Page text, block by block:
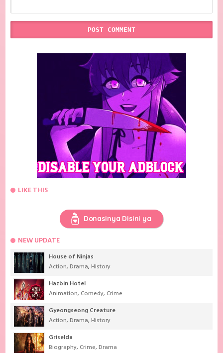
LIKE THIS
Donasinya Disini ya
NEW UPDATE
House of Ninjas
Action,Drama,History
Hazbin Hotel
Animation, Comedy, Crime
Gyeongseong Creature
Action,Drama,History
Griselda
Biography, Crime,Drama